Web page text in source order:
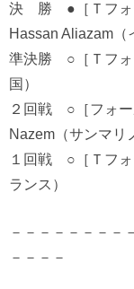
決 勝 ●［Ｔフォ
Hassan Aliazam（
準決勝 ○［Ｔフォ
国）
２回戦 ○［フォー
Nazem（サンマリ
１回戦 ○［Ｔフォ
ランス）
－－－－－－－－
－－－－